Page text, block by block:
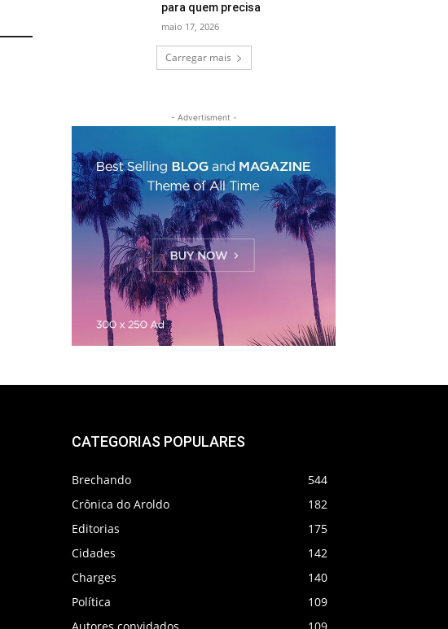
para quem precisa
maio 17, 2026
Carregar mais
- Advertisment -
CATEGORIAS POPULARES
Brechando
544
Crônica do Aroldo
182
Editorias
175
Cidades
142
Charges
140
Política
109